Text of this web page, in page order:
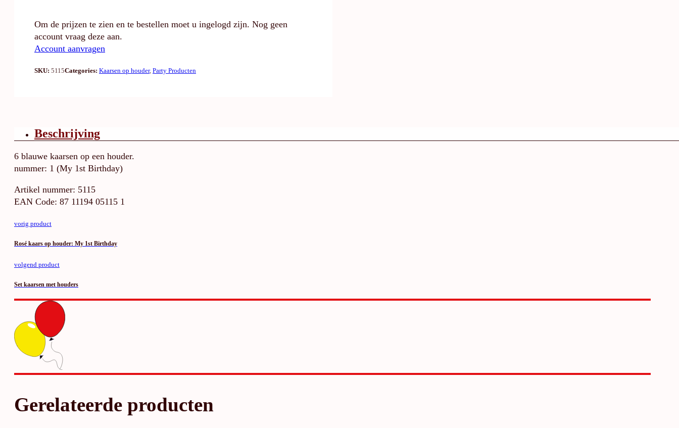
Om de prijzen te zien en te bestellen moet u ingelogd zijn. Nog geen
account vraag deze aan.
Account aanvragen
SKU: 5115Categories: Kaarsen op houder, Party Producten
Beschrijving
6 blauwe kaarsen op een houder.
nummer: 1 (My 1st Birthday)
Artikel nummer: 5115
EAN Code: 87 11194 05115 1
vorig product
Rosé kaars op houder: My 1st Birthday
volgend product
Set kaarsen met houders
Gerelateerde producten